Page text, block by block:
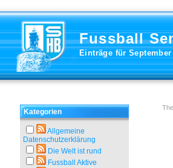
Fussball
Einträge für September
Kategorien
Allgemeine
Datenschutzerklärung
Die Welt ist rund
Fussball Aktive